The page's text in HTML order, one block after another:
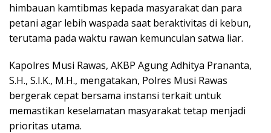
himbauan kamtibmas kepada masyarakat dan para
petani agar lebih waspada saat beraktivitas di kebun,
terutama pada waktu rawan kemunculan satwa liar.
Kapolres Musi Rawas, AKBP Agung Adhitya Prananta,
S.H., S.I.K., M.H., mengatakan, Polres Musi Rawas
bergerak cepat bersama instansi terkait untuk
memastikan keselamatan masyarakat tetap menjadi
prioritas utama.